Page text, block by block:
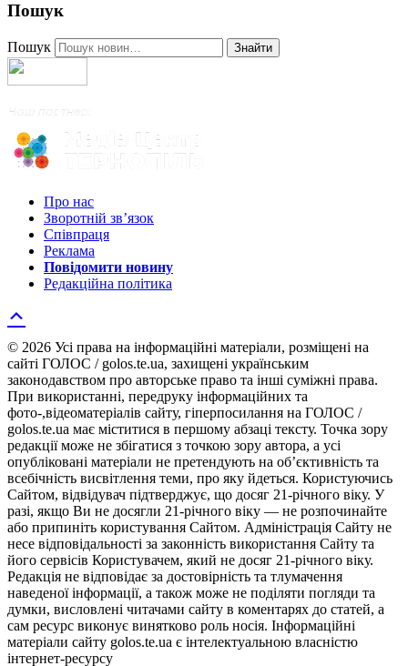
Пошук
Пошук Знайти
Про нас
Зворотній зв’язок
Співпраця
Реклама
Повідомити новину
Редакційна політика
© 2026 Усі права на інформаційні матеріали, розміщені на
сайті ГОЛОС / golos.te.ua, захищені українським
законодавством про авторське право та інші суміжні права.
При використанні, передруку інформаційних та
фото-,відеоматеріалів сайту, гіперпосилання на ГОЛОС /
golos.te.ua має міститися в першому абзаці тексту. Точка зору
редакції може не збігатися з точкою зору автора, а усі
опубліковані матеріали не претендують на об’єктивність та
всебічність висвітлення теми, про яку йдеться. Користуючись
Сайтом, відвідувач підтверджує, що досяг 21-річного віку. У
разі, якщо Ви не досягли 21-річного віку — не розпочинайте
або припиніть користування Сайтом. Адміністрація Сайту не
несе відповідальності за законність використання Сайту та
його сервісів Користувачем, який не досяг 21-річного віку.
Редакція не відповідає за достовірність та тлумачення
наведеної інформації, а також може не поділяти погляди та
думки, висловлені читачами сайту в коментарях до статей, а
сам ресурс виконує винятково роль носія. Інформаційні
матеріали сайту golos.te.ua є інтелектуальною власністю
інтернет-ресурсу